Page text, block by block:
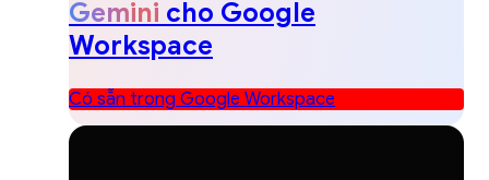
Gemini cho Google
Workspace
Có sẵn trong Google Workspace